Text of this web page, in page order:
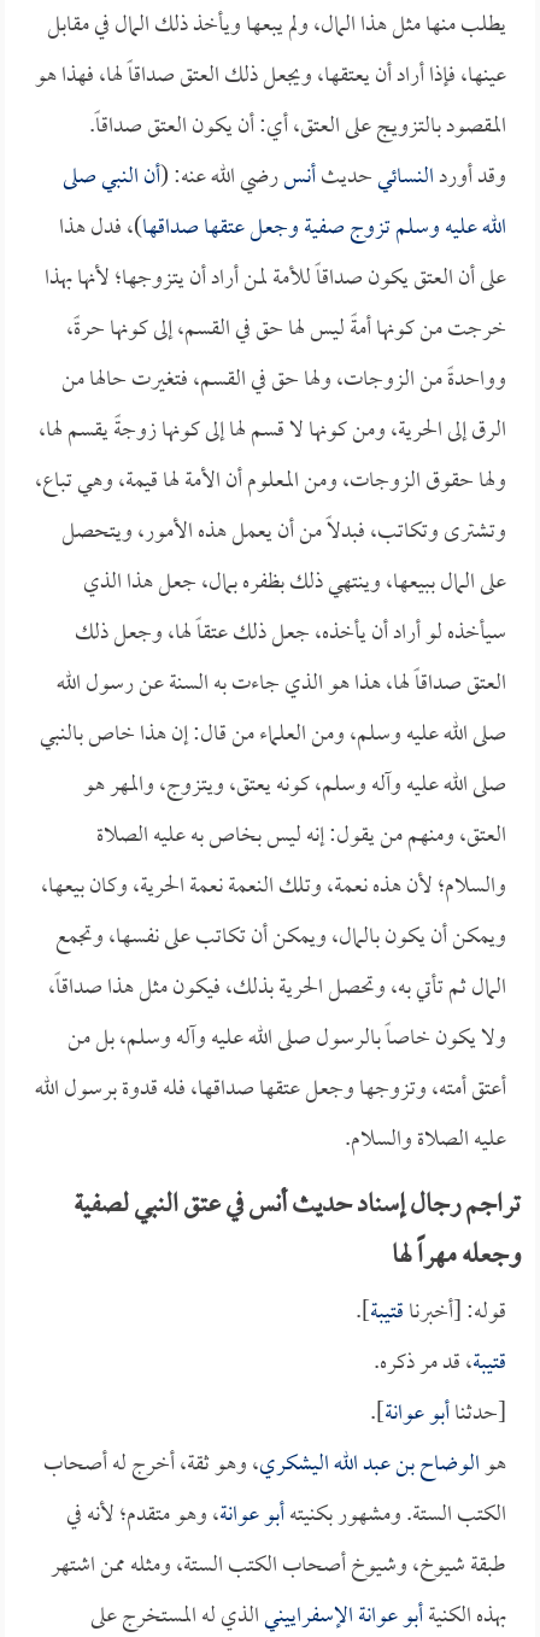
يطلب منها مثل هذا المال، ولم يبعها ويأخذ ذلك المال في مقابل
عينها، فإذا أراد أن يعتقها، ويجعل ذلك العتق صداقاً لها، فهذا هو
المقصود بالتزويج على العتق، أي: أن يكون العتق صداقاً.
وقد أوردالنسائيحديثأنسرضي الله عنه: (أن النبي صلى
الله عليه وسلم تزوجصفيةوجعل عتقها صداقها)، فدل هذا
على أن العتق يكون صداقاً للأمة لمن أراد أن يتزوجها؛ لأنها بهذا
خرجت من كونها أمةً ليس لها حق في القسم، إلى كونها حرةً،
وواحدةً من الزوجات، ولها حق في القسم، فتغيرت حالها من
الرق إلى الحرية، ومن كونها لا قسم لها إلى كونها زوجةً يقسم لها،
ولها حقوق الزوجات، ومن المعلوم أن الأمة لها قيمة، وهي تباع،
وتشترى وتكاتب، فبدلاً من أن يعمل هذه الأمور، ويتحصل
على المال ببيعها، وينتهي ذلك بظفره بمال، جعل هذا الذي
سيأخذه لو أراد أن يأخذه، جعل ذلك عتقاً لها، وجعل ذلك
العتق صداقاً لها، هذا هو الذي جاءت به السنة عن رسول الله
صلى الله عليه وسلم، ومن العلماء من قال: إن هذا خاص بالنبي
صلى الله عليه وآله وسلم، كونه يعتق، ويتزوج، والمهر هو
العتق، ومنهم من يقول: إنه ليس بخاص به عليه الصلاة
والسلام؛ لأن هذه نعمة، وتلك النعمة نعمة الحرية، وكان بيعها،
ويمكن أن يكون بالمال، ويمكن أن تكاتب على نفسها، وتجمع
المال ثم تأتي به، وتحصل الحرية بذلك، فيكون مثل هذا صداقاً،
ولا يكون خاصاً بالرسول صلى الله عليه وآله وسلم، بل من
أعتق أمته، وتزوجها وجعل عتقها صداقها، فله قدوة برسول الله
عليه الصلاة والسلام.
تراجم رجال إسناد حديث أنس في عتق النبي لصفية
وجعله مهراً لها
قوله: [أخبرناقتيبة].
قتيبة، قد مر ذكره.
[حدثناأبو عوانة].
هوالوضاح بن عبد الله اليشكري، وهو ثقة، أخرج له أصحاب
الكتب الستة. ومشهور بكنيتهأبو عوانة، وهو متقدم؛ لأنه في
طبقة شيوخ، وشيوخ أصحاب الكتب الستة، ومثله ممن اشتهر
بهذه الكنيةأبو عوانة الإسفرايينيالذي له المستخرج على